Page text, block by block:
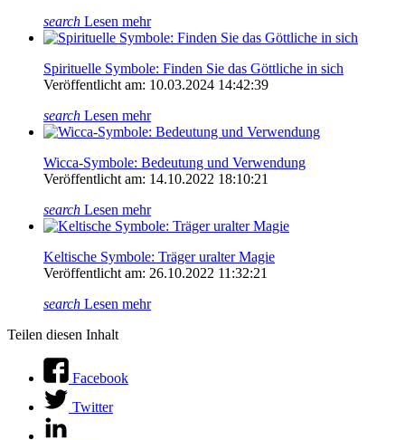
search Lesen mehr
Spirituelle Symbole: Finden Sie das Göttliche in sich
Veröffentlicht am: 10.03.2024 14:42:39
search Lesen mehr
Wicca-Symbole: Bedeutung und Verwendung
Veröffentlicht am: 14.10.2022 18:10:21
search Lesen mehr
Keltische Symbole: Träger uralter Magie
Veröffentlicht am: 26.10.2022 11:32:21
search Lesen mehr
Teilen diesen Inhalt
Facebook
Twitter